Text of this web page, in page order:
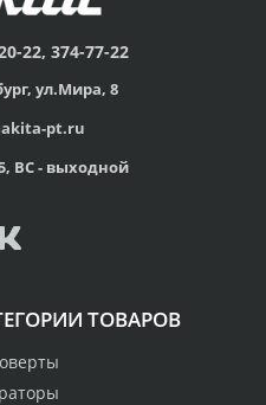
22, 374-77-22
ул.Мира, 8
pt.ru
ВС - выходной
ТОВАРОВ